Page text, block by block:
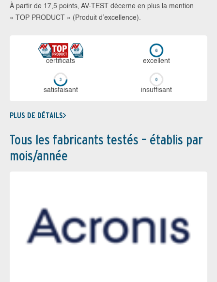
À partir de 17,5 points, AV-TEST décerne en plus la mention
« TOP PRODUCT » (Produit d’excellence).
certi­ficats ex­cellent
sa­tis­fai­sant in­suf­fi­sant
PLUS DE DÉTAILS
Tous les fabricants testés – établis par
mois/année